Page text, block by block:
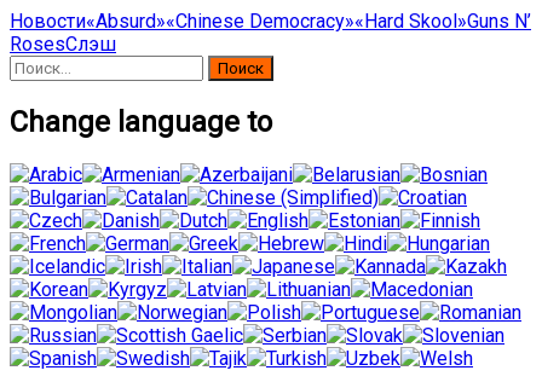
Новости«Absurd»«Chinese Democracy»«Hard Skool»Guns N’
RosesСлэш
Найти:
Change language to